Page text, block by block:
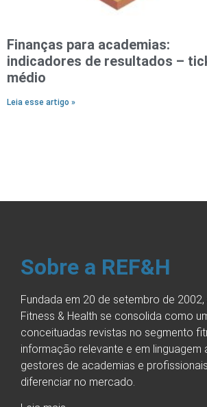
Finanças para academias:
indicadores de resultados –
médio
Leia esse artigo »
Sobre a REF&H
Fundada em 20 de setembro de
Fitness & Health se consolida como
conceituadas revistas no segmento
informação relevante e em linguagem
gestores de academias e
diferenciar no mercado.